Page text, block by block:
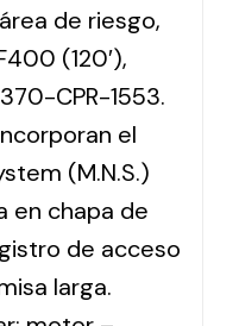
de riesgo,
(120′),
CPR-1553.
el
(M.N.S.)
en chapa de
de acceso
larga.